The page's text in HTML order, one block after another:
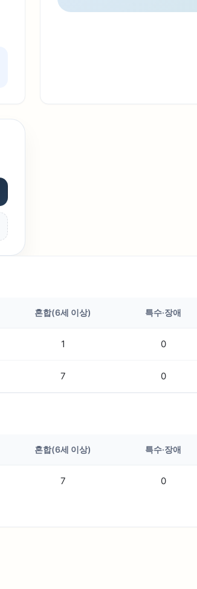
혼합(6세 이상) 특수·장애
1 0
7 0
혼합(6세 이상) 특수·장애
7 0